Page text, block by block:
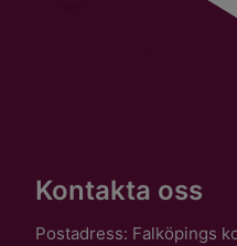
Kontakta oss
Postadress: Falköpings